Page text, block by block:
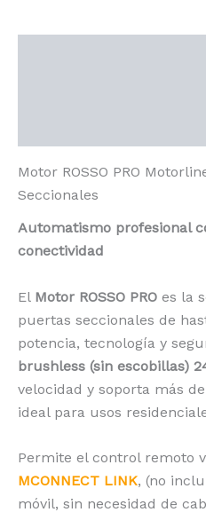
Motor ROSSO PRO
Seccionales
Automatismo profesional
conectividad
El Motor ROSSO PRO es la
puertas seccionales de
potencia, tecnología y
brushless (sin escobillas)
velocidad y soporta más de
ideal para usos
Permite el control remoto
MCONNECT LINK, (no
móvil, sin necesidad de